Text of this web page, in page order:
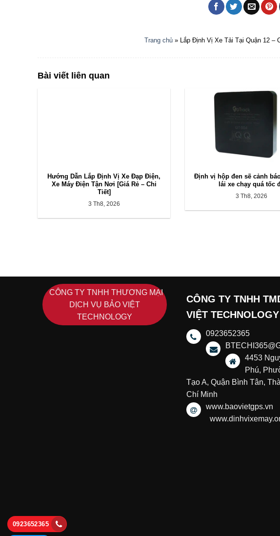
Trang chủ» Lắp Định Vị Xe Tải Tại Quận 12 –
Bài viết liên quan
Hướng Dẫn Lắp Định Vị Xe Đạp Điện,
Xe Máy Điện Tận Nơi [Giá Rẻ – Chi
Tiết]
3 Th8, 2026
Định vị hộp đen sẽ cảnh
lái xe chạy quá tốc
3 Th8, 2026
CÔNG TY TNHH THƯƠNG MẠI
DỊCH VỤ BẢO VIỆT
TECHNOLOGY
CÔNG TY TNHH
VIỆT TECHNOLOGY
0923652365
4453
Phú,
Tạo A, Quận Bình Tân,
Chí Minh
www.baovietgps.vn
0923652365